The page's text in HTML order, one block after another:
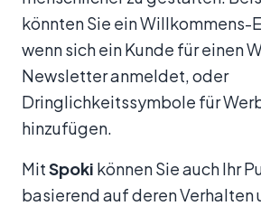
könnten Sie ein Willkommens-
wenn sich ein Kunde für einen
Newsletter anmeldet, oder
Dringlichkeitssymbole für
hinzufügen.
MitSpoki können Sie auch Ihr
basierend auf deren Verhalten